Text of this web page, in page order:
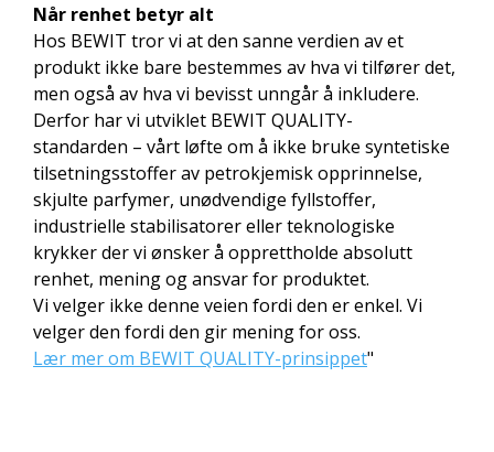
Når renhet betyr alt
Hos BEWIT tror vi at den sanne verdien av et
produkt ikke bare bestemmes av hva vi tilfører det,
men også av hva vi bevisst unngår å inkludere.
Derfor har vi utviklet BEWIT QUALITY-
standarden – vårt løfte om å ikke bruke syntetiske
tilsetningsstoffer av petrokjemisk opprinnelse,
skjulte parfymer, unødvendige fyllstoffer,
industrielle stabilisatorer eller teknologiske
krykker der vi ønsker å opprettholde absolutt
renhet, mening og ansvar for produktet.
Vi velger ikke denne veien fordi den er enkel. Vi
velger den fordi den gir mening for oss.
Lær mer om BEWIT QUALITY-prinsippet"